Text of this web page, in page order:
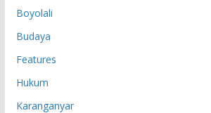
Boyolali
Budaya
Features
Hukum
Karanganyar